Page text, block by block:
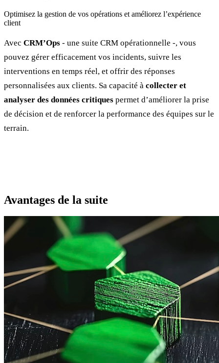
Optimisez la gestion de vos opérations et améliorez l’expérience
client
Avec CRM’Ops - une suite CRM opérationnelle -, vous
pouvez gérer efficacement vos incidents, suivre les
interventions en temps réel, et offrir des réponses
personnalisées aux clients. Sa capacité à collecter et
analyser des données critiques permet d’améliorer la prise
de décision et de renforcer la performance des équipes sur le
terrain.
Avantages de la suite